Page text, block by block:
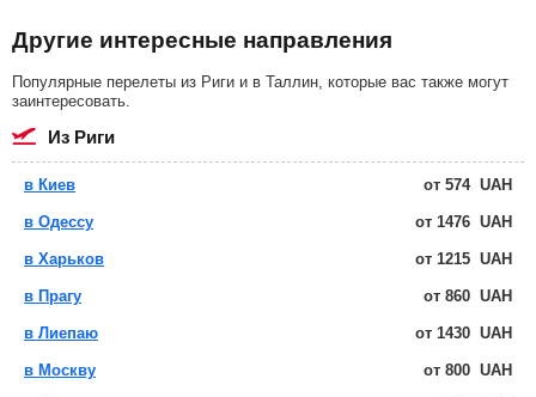
Другие интересные направления
Популярные перелеты из Риги и в Таллин, которые вас также могут
заинтересовать.
из Риги
в Киев от 574 UAH
в Одессу от 1476 UAH
в Харьков от 1215 UAH
в Прагу от 860 UAH
в Лиепаю от 1430 UAH
в Москву от 800 UAH